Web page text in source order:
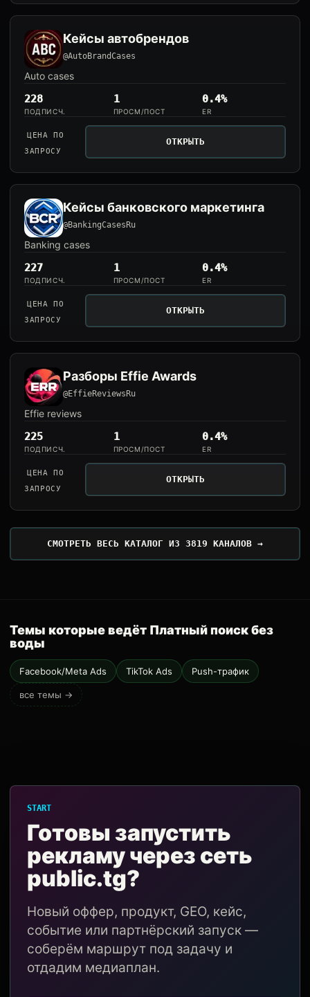
Кейсы автобрендов
@AutoBrandCases
Auto cases
228
ПОДПИСЧ.
1
ПРОСМ/ПОСТ
0.4%
ER
ЦЕНА ПО
ЗАПРОСУ
ОТКРЫТЬ
Кейсы банковского маркетинга
@BankingCasesRu
Banking cases
227
ПОДПИСЧ.
1
ПРОСМ/ПОСТ
0.4%
ER
ЦЕНА ПО
ЗАПРОСУ
ОТКРЫТЬ
Разборы Effie Awards
@EffieReviewsRu
Effie reviews
225
ПОДПИСЧ.
1
ПРОСМ/ПОСТ
0.4%
ER
ЦЕНА ПО
ЗАПРОСУ
ОТКРЫТЬ
СМОТРЕТЬ ВЕСЬ КАТАЛОГ ИЗ 3819 КАНАЛОВ →
Темы которые ведёт Платный поиск без
воды
Facebook/Meta Ads TikTok Ads Push-трафик
все темы →
START
Готовы запустить
рекламу через сеть
public.tg?
Новый оффер, продукт, GEO, кейс,
событие или партнёрский запуск —
соберём маршрут под задачу и
отдадим медиаплан.